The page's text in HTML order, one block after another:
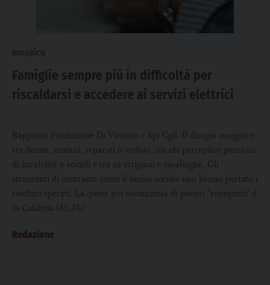
Famiglie sempre più in difficoltà per
riscaldarsi e accedere ai servizi elettrici
Rapporto Fondazione Di Vittorio e Spi Cgil. Il disagio maggiore
tra donne, anziani, separati o vedovi, tra chi percepisce pensioni
di invalidità o sociali e tra ex artigiani e casalinghe. Gli
strumenti di contrasto come il bonus sociale non hanno portato i
risultati sperati. La quota più sostanziosa di poveri "energetici" è
in Calabria (45,4%)
Redazione